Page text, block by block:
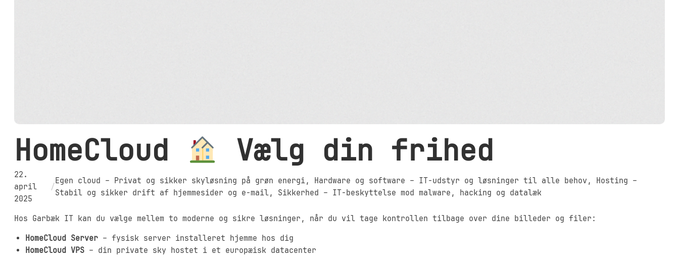
HomeCloud Vælg din frihed
22.
april
2025
/
Egen cloud – Privat og sikker skyløsning på grøn energi, Hardware og software – IT-udstyr og løsninger til alle behov , Hosting –
Stabil og sikker drift af hjemmesider og e-mail, Sikkerhed – IT-beskyttelse mod malware, hacking og datalæk
Hos Garbæk IT kan du vælge mellem to moderne og sikre løsninger, når du vil tage kontrollen tilbage over dine billeder og filer:
HomeCloud Server – fysisk server installeret hjemme hos dig
HomeCloud VPS – din private sky hostet i et europæisk datacenter